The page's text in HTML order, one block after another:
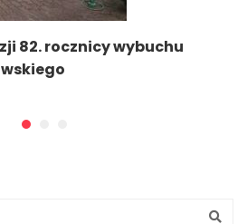
82. rocznicy wybuchu